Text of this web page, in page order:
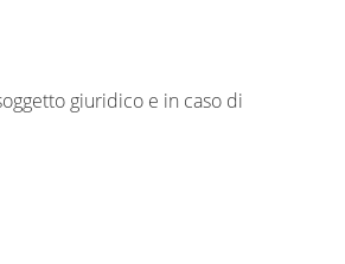
giuridico e in caso di